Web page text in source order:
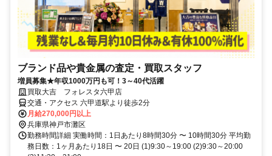
ブランド品や貴金属の査定・買取スタッフ
増員募集★年収1000万円も可！3～40代活躍
買取大吉 フォレスタ六甲店
交通・アクセス 六甲道駅より徒歩2分
月給270,000円以上
兵庫県神戸市灘区
勤務時間詳細 実働時間：1日あたり8時間30分 〜 10時間30分 平均勤
務日数：1ヶ月あたり18日 〜 20日 (1)9:30～19:00 (2)9:30～20:00